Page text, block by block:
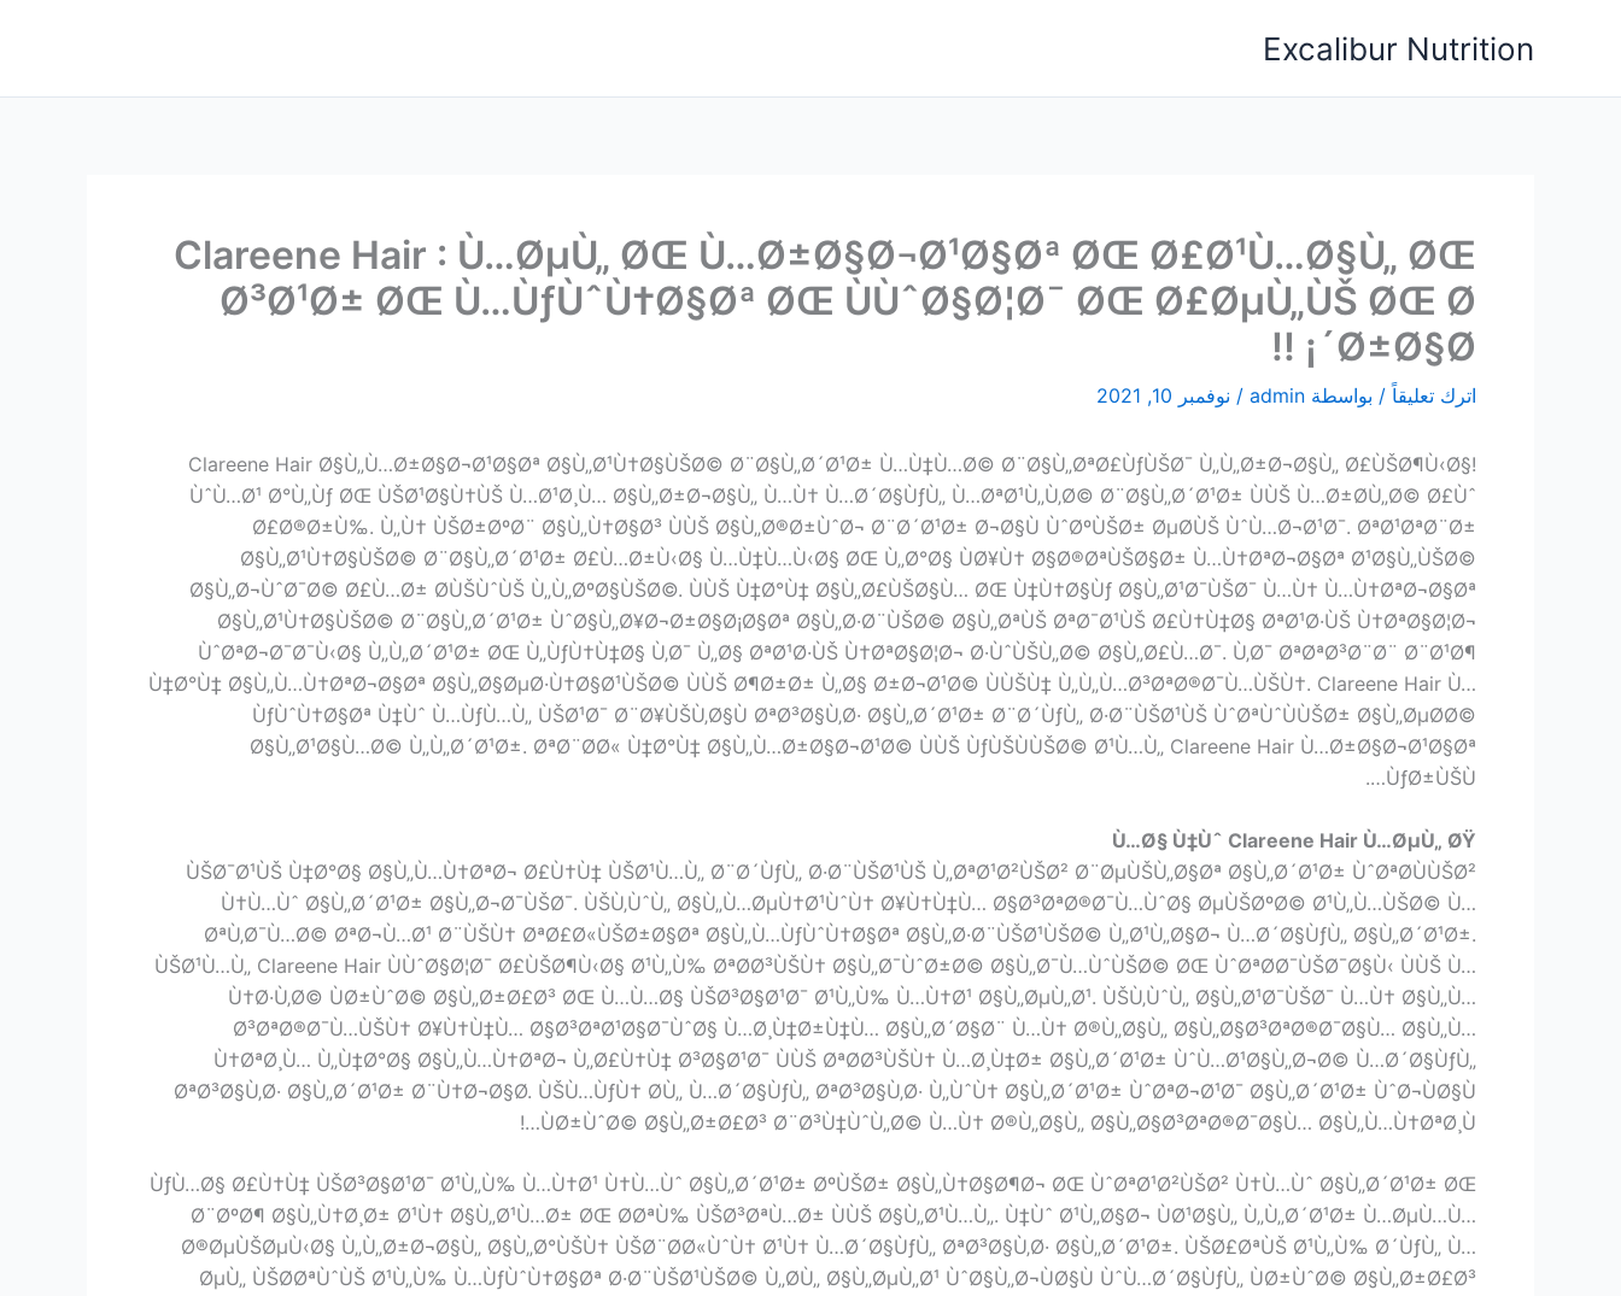
Excalibur Nutrition
Clareene Hair : Ù…ØµÙ„ ØŒ Ù…Ø±Ø§Ø¬Ø¹Ø§Øª ØŒ Ø£Ø¹Ù…Ø§Ù„ ØŒ
Ø³Ø¹Ø± ØŒ Ù…ÙƒÙˆÙ†Ø§Øª ØŒ ÙÙˆØ§Ø¦Ø¯ ØŒ Ø£ØµÙ„ÙŠ ØŒ Ø
´Ø±Ø§Ø¡ !!
اترك تعليقاً / بواسطة admin
/ نوفمبر 10, 2021
Clareene Hair Ø§Ù„Ù…Ø±Ø§Ø¬Ø¹Ø§Øª Ø§Ù„Ø¹Ù†Ø§ÙŠØ© Ø¨Ø§Ù„Ø´Ø¹Ø± Ù…Ù‡Ù…Ø© Ø¨Ø§Ù„ØªØ£ÙƒÙŠØ¯ Ù„Ù„Ø±Ø¬Ø§Ù„ Ø£ÙŠØ¶Ù‹Ø§!
ÙˆÙ…Ø¹ Ø°Ù„Ùƒ ØŒ ÙŠØ¹Ø§Ù†ÙŠ Ù…Ø¹Ø¸Ù… Ø§Ù„Ø±Ø¬Ø§Ù„ Ù…Ù† Ù…Ø´Ø§ÙƒÙ„ Ù…ØªØ¹Ù„Ù‚Ø© Ø¨Ø§Ù„Ø´Ø¹Ø± ÙÙŠ Ù…Ø±Ø­Ù„Ø© Ø£Ùˆ
Ø£Ø®Ø±Ù‰. Ù„Ù† ÙŠØ±ØºØ¨ Ø§Ù„Ù†Ø§Ø³ ÙÙŠ Ø§Ù„Ø®Ø±ÙˆØ¬ Ø¨Ø´Ø¹Ø± Ø¬Ø§Ù ÙˆØºÙŠØ± ØµØ­ÙŠ ÙˆÙ…Ø¬Ø¹Ø¯. ØªØ¹ØªØ¨Ø±
Ø§Ù„Ø¹Ù†Ø§ÙŠØ© Ø¨Ø§Ù„Ø´Ø¹Ø± Ø£Ù…Ø±Ù‹Ø§ Ù…Ù‡Ù…Ù‹Ø§ ØŒ Ù„Ø°Ø§ ÙØ¥Ù† Ø§Ø®ØªÙŠØ§Ø± Ù…Ù†ØªØ¬Ø§Øª Ø¹Ø§Ù„ÙŠØ©
Ø§Ù„Ø¬ÙˆØ¯Ø© Ø£Ù…Ø± Ø­ÙŠÙˆÙŠ Ù„Ù„ØºØ§ÙŠØ©. ÙÙŠ Ù‡Ø°Ù‡ Ø§Ù„Ø£ÙŠØ§Ù… ØŒ Ù‡Ù†Ø§Ùƒ Ø§Ù„Ø¹Ø¯ÙŠØ¯ Ù…Ù† Ù…Ù†ØªØ¬Ø§Øª
Ø§Ù„Ø¹Ù†Ø§ÙŠØ© Ø¨Ø§Ù„Ø´Ø¹Ø± ÙˆØ§Ù„Ø¥Ø¬Ø±Ø§Ø¡Ø§Øª Ø§Ù„Ø·Ø¨ÙŠØ© Ø§Ù„ØªÙŠ ØªØ¯Ø¹ÙŠ Ø£Ù†Ù‡Ø§ ØªØ¹Ø·ÙŠ Ù†ØªØ§Ø¦Ø¬
ÙˆØªØ¬Ø¯Ø¯Ù‹Ø§ Ù„Ù„Ø´Ø¹Ø± ØŒ Ù„ÙƒÙ†Ù‡Ø§ Ù‚Ø¯ Ù„Ø§ ØªØ¹Ø·ÙŠ Ù†ØªØ§Ø¦Ø¬ Ø·ÙˆÙŠÙ„Ø© Ø§Ù„Ø£Ù…Ø¯. Ù‚Ø¯ ØªØªØ³Ø¨Ø¨ Ø¨Ø¹Ø¶
Ù‡Ø°Ù‡ Ø§Ù„Ù…Ù†ØªØ¬Ø§Øª Ø§Ù„Ø§ØµØ·Ù†Ø§Ø¹ÙŠØ© ÙÙŠ Ø¶Ø±Ø± Ù„Ø§ Ø±Ø¬Ø¹Ø© ÙÙŠÙ‡ Ù„Ù„Ù…Ø³ØªØ®Ø¯Ù…ÙŠÙ†. Clareene Hair Ù…
ÙƒÙˆÙ†Ø§Øª Ù‡Ùˆ Ù…ÙƒÙ…Ù„ ÙŠØ¹Ø¯ Ø¨Ø¥ÙŠÙ‚Ø§Ù ØªØ³Ø§Ù‚Ø· Ø§Ù„Ø´Ø¹Ø± Ø¨Ø´ÙƒÙ„ Ø·Ø¨ÙŠØ¹ÙŠ ÙˆØªÙˆÙÙŠØ± Ø§Ù„ØµØ­Ø©
Ø§Ù„Ø¹Ø§Ù…Ø© Ù„Ù„Ø´Ø¹Ø±. ØªØ¨Ø­Ø« Ù‡Ø°Ù‡ Ø§Ù„Ù…Ø±Ø§Ø¬Ø¹Ø© ÙÙŠ ÙƒÙŠÙÙŠØ© Ø¹Ù…Ù„ Clareene Hair Ù…Ø±Ø§Ø¬Ø¹Ø§Øª
ÙƒØ±ÙŠÙ….
Ù…Ø§ Ù‡Ùˆ Clareene Hair Ù…ØµÙ„ ØŸ
ÙŠØ¯Ø¹ÙŠ Ù‡Ø°Ø§ Ø§Ù„Ù…Ù†ØªØ¬ Ø£Ù†Ù‡ ÙŠØ¹Ù…Ù„ Ø¨Ø´ÙƒÙ„ Ø·Ø¨ÙŠØ¹ÙŠ Ù„ØªØ¹Ø²ÙŠØ² Ø¨ØµÙŠÙ„Ø§Øª Ø§Ù„Ø´Ø¹Ø± ÙˆØªØ­ÙÙŠØ²
Ù†Ù…Ùˆ Ø§Ù„Ø´Ø¹Ø± Ø§Ù„Ø¬Ø¯ÙŠØ¯. ÙŠÙ‚ÙˆÙ„ Ø§Ù„Ù…ØµÙ†Ø¹ÙˆÙ† Ø¥Ù†Ù‡Ù… Ø§Ø³ØªØ®Ø¯Ù…ÙˆØ§ ØµÙŠØºØ© Ø¹Ù„Ù…ÙŠØ© Ù…
ØªÙ‚Ø¯Ù…Ø© ØªØ¬Ù…Ø¹ Ø¨ÙŠÙ† ØªØ£Ø«ÙŠØ±Ø§Øª Ø§Ù„Ù…ÙƒÙˆÙ†Ø§Øª Ø§Ù„Ø·Ø¨ÙŠØ¹ÙŠØ© Ù„Ø¹Ù„Ø§Ø¬ Ù…Ø´Ø§ÙƒÙ„ Ø§Ù„Ø´Ø¹Ø±.
ÙŠØ¹Ù…Ù„ Clareene Hair ÙÙˆØ§Ø¦Ø¯ Ø£ÙŠØ¶Ù‹Ø§ Ø¹Ù„Ù‰ ØªØ­Ø³ÙŠÙ† Ø§Ù„Ø¯ÙˆØ±Ø© Ø§Ù„Ø¯Ù…ÙˆÙŠØ© ØŒ ÙˆØªØ­Ø¯ÙŠØ¯Ø§Ù‹ ÙÙŠ Ù…
Ù†Ø·Ù‚Ø© ÙØ±ÙˆØ© Ø§Ù„Ø±Ø£Ø³ ØŒ Ù…Ù…Ø§ ÙŠØ³Ø§Ø¹Ø¯ Ø¹Ù„Ù‰ Ù…Ù†Ø¹ Ø§Ù„ØµÙ„Ø¹. ÙŠÙ‚ÙˆÙ„ Ø§Ù„Ø¹Ø¯ÙŠØ¯ Ù…Ù† Ø§Ù„Ù…
Ø³ØªØ®Ø¯Ù…ÙŠÙ† Ø¥Ù†Ù‡Ù… Ø§Ø³ØªØ¹Ø§Ø¯ÙˆØ§ Ù…Ø¸Ù‡Ø±Ù‡Ù… Ø§Ù„Ø´Ø§Ø¨ Ù…Ù† Ø®Ù„Ø§Ù„ Ø§Ù„Ø§Ø³ØªØ®Ø¯Ø§Ù… Ø§Ù„Ù…
Ù†ØªØ¸Ù… Ù„Ù‡Ø°Ø§ Ø§Ù„Ù…Ù†ØªØ¬ Ù„Ø£Ù†Ù‡ Ø³Ø§Ø¹Ø¯ ÙÙŠ ØªØ­Ø³ÙŠÙ† Ù…Ø¸Ù‡Ø± Ø§Ù„Ø´Ø¹Ø± ÙˆÙ…Ø¹Ø§Ù„Ø¬Ø© Ù…Ø´Ø§ÙƒÙ„
ØªØ³Ø§Ù‚Ø· Ø§Ù„Ø´Ø¹Ø± Ø¨Ù†Ø¬Ø§Ø­. ÙŠÙ…ÙƒÙ† Ø­Ù„ Ù…Ø´Ø§ÙƒÙ„ ØªØ³Ø§Ù‚Ø· Ù„ÙˆÙ† Ø§Ù„Ø´Ø¹Ø± ÙˆØªØ¬Ø¹Ø¯ Ø§Ù„Ø´Ø¹Ø± ÙˆØ¬ÙØ§Ù
ÙØ±ÙˆØ© Ø§Ù„Ø±Ø£Ø³ Ø¨Ø³Ù‡ÙˆÙ„Ø© Ù…Ù† Ø®Ù„Ø§Ù„ Ø§Ù„Ø§Ø³ØªØ®Ø¯Ø§Ù… Ø§Ù„Ù…Ù†ØªØ¸Ù…!
ÙƒÙ…Ø§ Ø£Ù†Ù‡ ÙŠØ³Ø§Ø¹Ø¯ Ø¹Ù„Ù‰ Ù…Ù†Ø¹ Ù†Ù…Ùˆ Ø§Ù„Ø´Ø¹Ø± ØºÙŠØ± Ø§Ù„Ù†Ø§Ø¶Ø¬ ØŒ ÙˆØªØ¹Ø²ÙŠØ² Ù†Ù…Ùˆ Ø§Ù„Ø´Ø¹Ø± ØŒ
Ø¨ØºØ¶ Ø§Ù„Ù†Ø¸Ø± Ø¹Ù† Ø§Ù„Ø¹Ù…Ø± ØŒ Ø­ØªÙ‰ ÙŠØ³ØªÙ…Ø± ÙÙŠ Ø§Ù„Ø¹Ù…Ù„. Ù‡Ùˆ Ø¹Ù„Ø§Ø¬ ÙØ¹Ø§Ù„ Ù„Ù„Ø´Ø¹Ø± Ù…ØµÙ…Ù…
Ø®ØµÙŠØµÙ‹Ø§ Ù„Ù„Ø±Ø¬Ø§Ù„ Ø§Ù„Ø°ÙŠÙ† ÙŠØ¨Ø­Ø«ÙˆÙ† Ø¹Ù† Ù…Ø´Ø§ÙƒÙ„ ØªØ³Ø§Ù‚Ø· Ø§Ù„Ø´Ø¹Ø±. ÙŠØ£ØªÙŠ Ø¹Ù„Ù‰ Ø´ÙƒÙ„ Ù…
ØµÙ„ ÙŠØ­ØªÙˆÙŠ Ø¹Ù„Ù‰ Ù…ÙƒÙˆÙ†Ø§Øª Ø·Ø¨ÙŠØ¹ÙŠØ© Ù„Ø­Ù„ Ø§Ù„ØµÙ„Ø¹ ÙˆØ§Ù„Ø¬ÙØ§Ù ÙˆÙ…Ø´Ø§ÙƒÙ„ ÙØ±ÙˆØ© Ø§Ù„Ø±Ø£Ø³